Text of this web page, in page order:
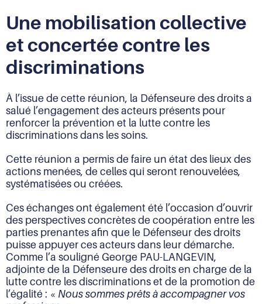
Une mobilisation collective
et concertée contre les
discriminations
À l’issue de cette réunion, la Défenseure des droits a
salué l’engagement des acteurs présents pour
renforcer la prévention et la lutte contre les
discriminations dans les soins.
Cette réunion a permis de faire un état des lieux des
actions menées, de celles qui seront renouvelées,
systématisées ou créées.
Ces échanges ont également été l’occasion d’ouvrir
des perspectives concrètes de coopération entre les
parties prenantes afin que le Défenseur des droits
puisse appuyer ces acteurs dans leur démarche.
Comme l’a souligné George PAU-LANGEVIN,
adjointe de la Défenseure des droits en charge de la
lutte contre les discriminations et de la promotion de
l’égalité : « Nous sommes prêts à accompagner vos